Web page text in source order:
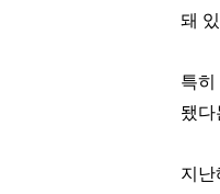
돼
특히
됐다
지난